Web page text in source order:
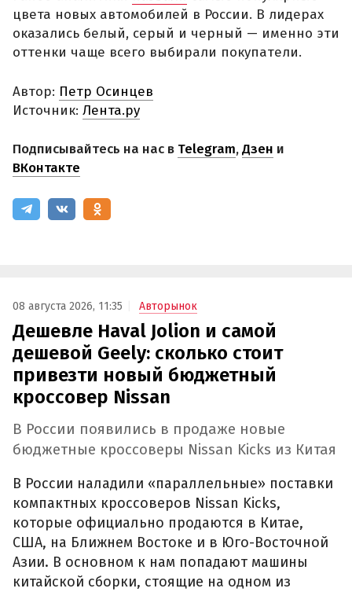
цвета новых автомобилей в России. В лидерах
оказались белый, серый и черный — именно эти
оттенки чаще всего выбирали покупатели.
Автор: Петр Осинцев
Источник: Лента.ру
Подписывайтесь на нас в Telegram,Дзен и
ВКонтакте
08 августа 2026, 11:35 Авторынок
Дешевле Haval Jolion и самой
дешевой Geely: сколько стоит
привезти новый бюджетный
кроссовер Nissan
В России появились в продаже новые
бюджетные кроссоверы Nissan Kicks из Китая
В России наладили «параллельные» поставки
компактных кроссоверов Nissan Kicks,
которые официально продаются в Китае,
США, на Ближнем Востоке и в Юго-Восточной
Азии. В основном к нам попадают машины
китайской сборки, стоящие на одном из